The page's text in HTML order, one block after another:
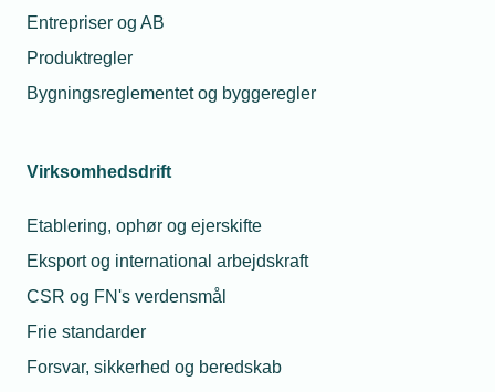
Entrepriser og AB
Produktregler
Bygningsreglementet og byggeregler
Virksomhedsdrift
Etablering, ophør og ejerskifte
Eksport og international arbejdskraft
CSR og FN's verdensmål
Frie standarder
Forsvar, sikkerhed og beredskab